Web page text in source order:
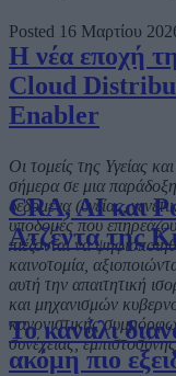
Η νέα εποχή
Cloud
Enabler
CRA, AI και
Ατζέντα της
Το κανάλι
ακόμη πιο
Posted 16 Μαρτίου
Οι τομείς της Υγείας
σήμερα σε μια
δεδομένα (υγείας,
υποδομές που
πιέζονται να
καινοτομία,
αυτή την απαιτητική
και μηχανισμών
κανονιστικής
συνέχειας,